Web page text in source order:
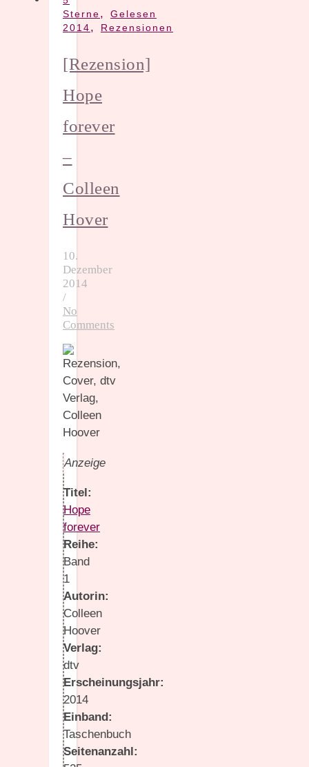
Sterne, Gelesen
2014, Rezensionen
[Rezension]
Hope
forever
–
Colleen
Hover
10.
Dezember
2014
/
No
Comments
Anzeige
Titel:
Hope
forever
Reihe:
Band
1
Autorin:
Colleen
Hoover
Verlag:
dtv
Erscheinungsjahr:
2014
Einband:
Taschenbuch
Seitenanzahl: